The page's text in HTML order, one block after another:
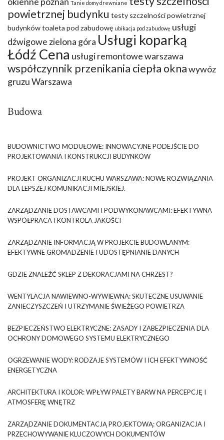
Tanie domy drewniane
powietrznej budynku testy szczelności powietrznej
budynkówtoaleta pod zabudowę ubikacja pod zabudowę usługi
dźwigowe zielona góra Usługi koparką
Łódź Cena usługi remontowe warszawa
współczynnik przenikania ciepła oknawywóz
gruzu Warszawa
Budowa
BUDOWNICTWO MODUŁOWE: INNOWACYJNE PODEJŚCIE DO
PROJEKTOWANIA I KONSTRUKCJI BUDYNKÓW
PROJEKT ORGANIZACJI RUCHU WARSZAWA: NOWE ROZWIĄZANIA
DLA LEPSZEJ KOMUNIKACJI MIEJSKIEJ.
ZARZĄDZANIE DOSTAWCAMI I PODWYKONAWCAMI: EFEKTYWNA
WSPÓŁPRACA I KONTROLA JAKOŚCI
ZARZĄDZANIE INFORMACJĄ W PROJEKCIE BUDOWLANYM:
EFEKTYWNE GROMADZENIE I UDOSTĘPNIANIE DANYCH
GDZIE ZNALEŹĆ SKLEP Z DEKORACJAMI NA CHRZEST?
WENTYLACJA NAWIEWNO-WYWIEWNA: SKUTECZNE USUWANIE
ZANIECZYSZCZEŃ I UTRZYMANIE ŚWIEŻEGO POWIETRZA
BEZPIECZEŃSTWO ELEKTRYCZNE: ZASADY I ZABEZPIECZENIA DLA
OCHRONY DOMOWEGO SYSTEMU ELEKTRYCZNEGO
OGRZEWANIE WODY: RODZAJE SYSTEMÓW I ICH EFEKTYWNOŚĆ
ENERGETYCZNA
ARCHITEKTURA I KOLOR: WPŁYW PALETY BARW NA PERCEPCJĘ I
ATMOSFERĘ WNĘTRZ
ZARZĄDZANIE DOKUMENTACJĄ PROJEKTOWĄ: ORGANIZACJA I
PRZECHOWYWANIE KLUCZOWYCH DOKUMENTÓW